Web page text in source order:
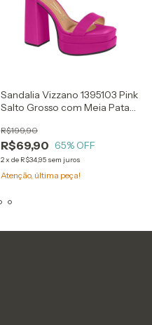
Sandalia Vizzano 1395103 Pink
Salto Grosso com Meia Pata
R$69,90
R$199,90
65% OFF
2x de R$34,95 sem juros
Atenção, última peça!